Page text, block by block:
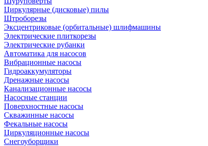
Циркулярные (дисковые) пилы
Штроборезы
Эксцентриковые (орбитальные) шлифмашины
Электрические плиткорезы
Электрические рубанки
Автоматика для насосов
Вибрационные насосы
Гидроаккумуляторы
Дренажные насосы
Канализационные насосы
Насосные станции
Поверхностные насосы
Скважинные насосы
Фекальные насосы
Циркуляционные насосы
Снегоуборщики